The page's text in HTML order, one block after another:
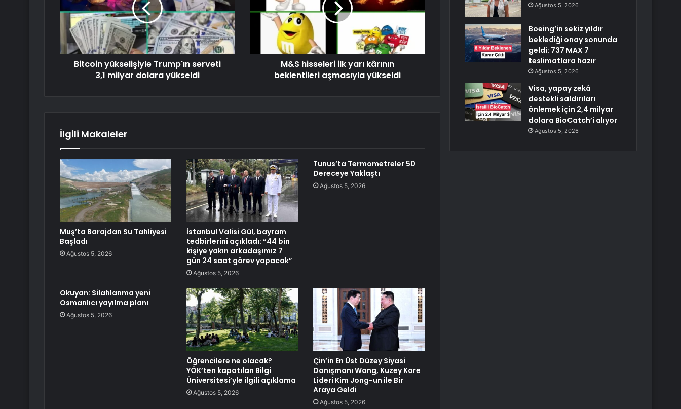
Bitcoin yükselişiyle Trump'ın serveti
3,1 milyar dolara yükseldi
M&S hisseleri ilk yarı kârının
beklentileri aşmasıyla yükseldi
İlgili Makaleler
Muş’ta Barajdan Su Tahliyesi
Başladı
Ağustos 5, 2026
İstanbul Valisi Gül, bayram
tedbirlerini açıkladı: “44 bin
kişiye yakın arkadaşımız 7
gün 24 saat görev yapacak”
Ağustos 5, 2026
Tunus’ta Termometreler 50
Dereceye Yaklaştı
Ağustos 5, 2026
Okuyan: Silahlanma yeni
Osmanlıcı yayılma planı
Ağustos 5, 2026
Öğrencilere ne olacak?
YÖK’ten kapatılan Bilgi
Üniversitesi’yle ilgili açıklama
Ağustos 5, 2026
Çin’in En Üst Düzey Siyasi
Danışmanı Wang, Kuzey Kore
Lideri Kim Jong-un ile Bir
Araya Geldi
Ağustos 5, 2026
Ağustos 5, 2026
Boeing’in sekiz yıldır
beklediği onay sonunda
geldi: 737 MAX 7
teslimatlara hazır
Ağustos 5, 2026
Visa, yapay zekâ
destekli saldırıları
önlemek için 2,4 milyar
dolara BioCatch’i alıyor
Ağustos 5, 2026